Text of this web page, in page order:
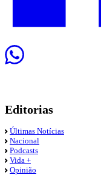
Editorias
Últimas Notícias
Nacional
Podcasts
Vida +
Opinião